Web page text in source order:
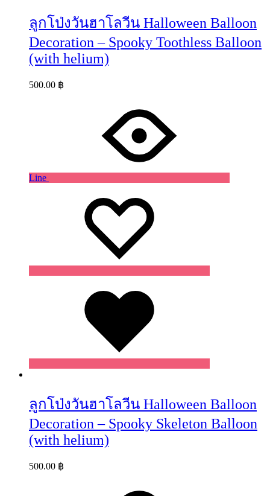
ลูกโป่งวันฮาโลวีน Halloween Balloon
Decoration – Spooky Toothless Balloon
(with helium)
500.00 ฿
Line
ลูกโป่งวันฮาโลวีน Halloween Balloon
Decoration – Spooky Skeleton Balloon
(with helium)
500.00 ฿